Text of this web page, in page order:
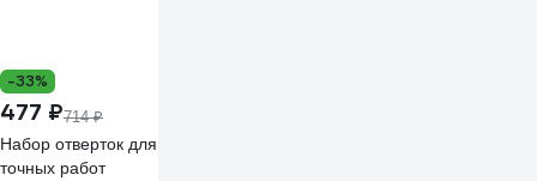
-33%
477 ₽714 ₽
Набор отверток для
точных работ